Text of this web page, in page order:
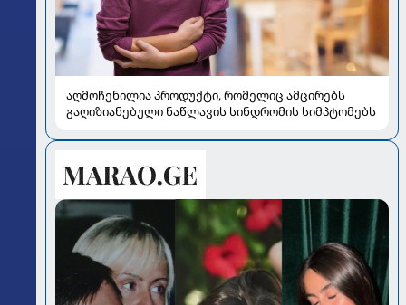
აღმოჩენილია პროდუქტი, რომელიც ამცირებს
გაღიზიანებული ნაწლავის სინდრომის სიმპტომებს